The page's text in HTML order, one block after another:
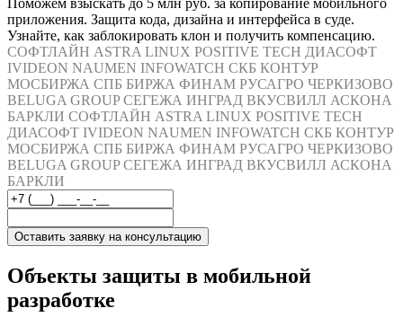
Поможем взыскать до 5 млн руб. за копирование мобильного
приложения. Защита кода, дизайна и интерфейса в суде.
Узнайте, как заблокировать клон и получить компенсацию.
СОФТЛАЙН ASTRA LINUX POSITIVE TECH ДИАСОФТ
IVIDEON NAUMEN INFOWATCH СКБ КОНТУР
МОСБИРЖА СПБ БИРЖА ФИНАМ РУСАГРО ЧЕРКИЗОВО
BELUGA GROUP СЕГЕЖА ИНГРАД ВКУСВИЛЛ АСКОНА
БАРКЛИ СОФТЛАЙН ASTRA LINUX POSITIVE TECH
ДИАСОФТ IVIDEON NAUMEN INFOWATCH СКБ КОНТУР
МОСБИРЖА СПБ БИРЖА ФИНАМ РУСАГРО ЧЕРКИЗОВО
BELUGA GROUP СЕГЕЖА ИНГРАД ВКУСВИЛЛ АСКОНА
БАРКЛИ
Оставить заявку на консультацию
Объекты защиты в мобильной
разработке